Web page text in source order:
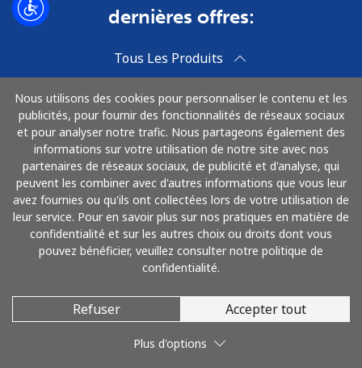
dernières offres:
Abonnez-vous
Tous Les Produits
Nous utilisons des cookies pour personnaliser le contenu et les
publicités, pour fournir des fonctionnalités de réseaux sociaux
et pour analyser notre trafic. Nous partageons également des
informations sur votre utilisation de notre site avec nos
partenaires de réseaux sociaux, de publicité et d'analyse, qui
peuvent les combiner avec d'autres informations que vous leur
avez fournies ou qu'ils ont collectées lors de votre utilisation de
leur service. Pour en savoir plus sur nos pratiques en matière de
confidentialité et sur les autres choix ou droits dont vous
pouvez bénéficier, veuillez consulter notre politique de
confidentialité.
Refuser Accepter tout
Plus d'options
Qui sommes-nous
Accueil
Mon Compte
Politique de confidentialité et
Conditions Générales
Aide & Assistance
Centre d'Assistance
Contact
Partenaires
MobileSIM.com
United States